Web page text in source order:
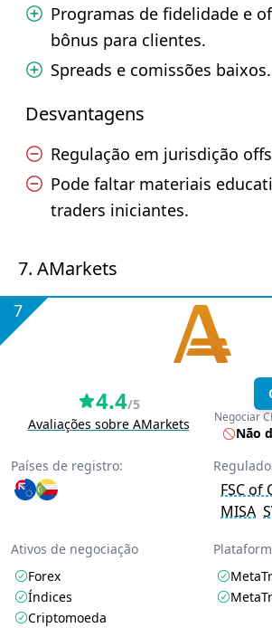
Programas de fidelidade e
bônus para clientes.
Spreads e comissões baixos.
Desvantagens
Regulação em jurisdição
Pode faltar materiais
traders iniciantes.
7. AMarkets
7
4.4/5
Avaliações sobre AMarkets
Negociar
Não
Países de registro:
FSC of
MISA
Ativos de negociação
Forex
Índices
Criptomoeda